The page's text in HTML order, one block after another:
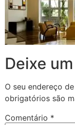
Deixe
O seu endereço
obrigatórios são
Comentário *